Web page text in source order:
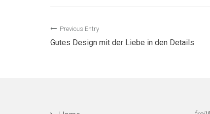
Beitragsnavigation
Previous Entry
Gutes Design mit der Liebe in den Details